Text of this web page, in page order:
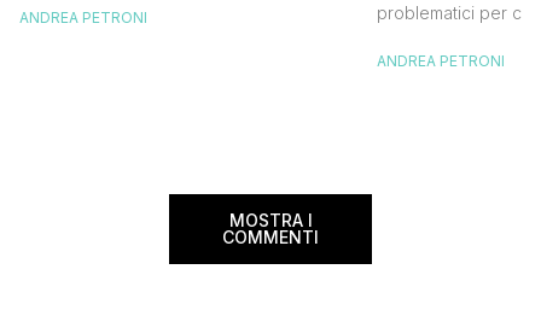
France. Tale realtà, fondata nel 1933, ha
ANDREA PETRONI
problematici per chi
bagaglio cambiano
ANDREA PETRONI
MOSTRA I
COMMENTI